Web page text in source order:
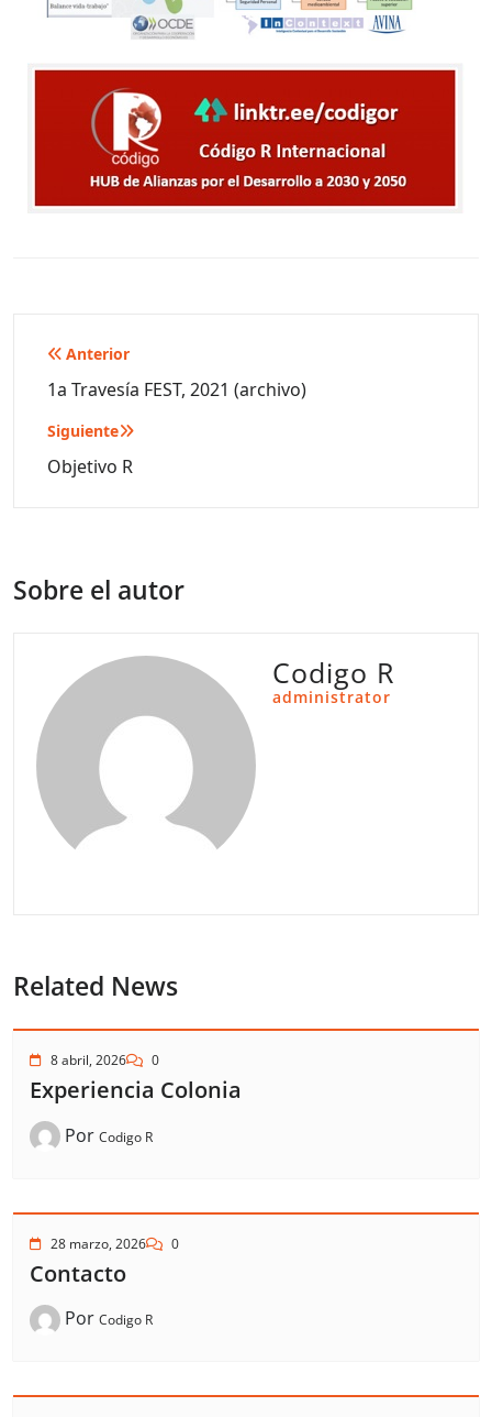
Navegación
de
entradas
Anterior
1a Travesía FEST, 2021 (archivo)
Siguiente
Objetivo R
Sobre el autor
Codigo R
administrator
Related News
8 abril, 2026 0
Experiencia Colonia
Por Codigo R
28 marzo, 2026 0
Contacto
Por Codigo R